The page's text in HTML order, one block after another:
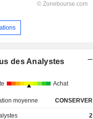
des Analystes
Achat
moyenne CONSERVER
2